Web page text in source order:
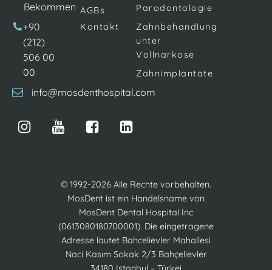
Bekommen
+90
(212)
506 00
00
info@mosdenthospital.com
AGBs
Kontakt
Parodontologie
Zahnbehandlung
unter
Vollnarkose
Zahnimplantate
© 1992-2026 Alle Rechte vorbehalten.
MosDent ist ein Handelsname von
MosDent Dental Hospital Inc
(0613080180700001). Die eingetragene
Adresse lautet Bahcelievler Mahallesi
Naci Kasım Sokak 2/3 Bahçelievler